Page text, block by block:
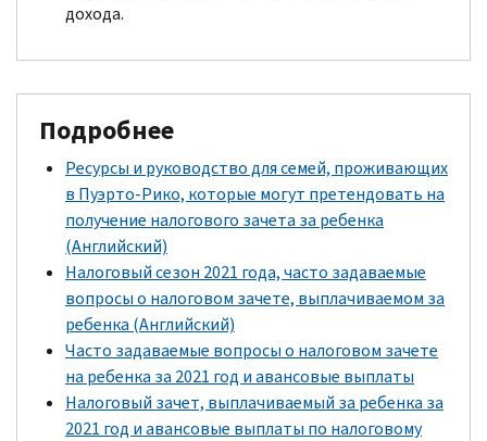
дохода.
Подробнее
Ресурсы и руководство для семей, проживающих
в Пуэрто-Рико, которые могут претендовать на
получение налогового зачета за ребенка
(Английский)
Налоговый сезон 2021 года, часто задаваемые
вопросы о налоговом зачете, выплачиваемом за
ребенка (Английский)
Часто задаваемые вопросы о налоговом зачете
на ребенка за 2021 год и авансовые выплаты
Налоговый зачет, выплачиваемый за ребенка за
2021 год и авансовые выплаты по налоговому